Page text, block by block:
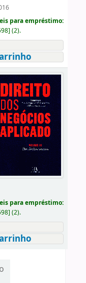
para empréstimo:
] (2).
para empréstimo:
] (2).